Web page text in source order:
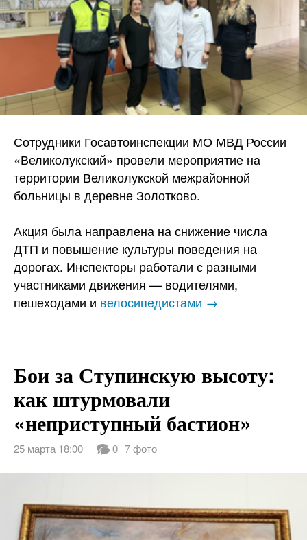
Сотрудники Госавтоинспекции МО МВД России
«Великолукский» провели мероприятие на
территории Великолукской межрайонной
больницы в деревне Золотково.
Акция была направлена на снижение числа
ДТП и повышение культуры поведения на
дорогах. Инспекторы работали с разными
участниками движения — водителями,
пешеходами и велосипедистами →
Бои за Ступинскую высоту:
как штурмовали
«неприступный бастион»
25 марта 18:00 0 7 фото